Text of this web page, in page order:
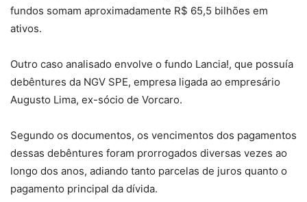
fundos somam aproximadamente R$ 65,5 bilhões em
ativos.
Outro caso analisado envolve o fundo Lancia!, que possuía
debêntures da NGV SPE, empresa ligada ao empresário
Augusto Lima, ex-sócio de Vorcaro.
Segundo os documentos, os vencimentos dos pagamentos
dessas debêntures foram prorrogados diversas vezes ao
longo dos anos, adiando tanto parcelas de juros quanto o
pagamento principal da dívida.